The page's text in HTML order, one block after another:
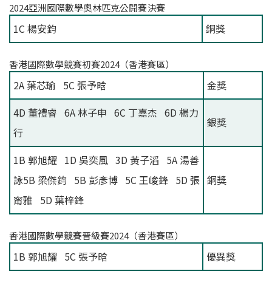
2024亞洲國際數學奧林匹克公開賽決賽
1C 楊安鈞 銅獎
香港國際數學競賽初賽2024（香港賽區）
2A 葉芯瑜 5C 張予晗
金獎
4D 董禮睿 6A 林子申 6C 丁嘉杰 6D 楊力
行
銀獎
1B 郭旭耀 1D 吳奕風 3D 黃子滔 5A 湯善
詠5B 梁傑鈞 5B 彭彥博 5C 王峻鋒 5D 張
甯雅 5D 葉梓鋒
銅獎
香港國際數學競賽晉級賽2024（香港賽區）
1B 郭旭耀 5C 張予晗 優異獎